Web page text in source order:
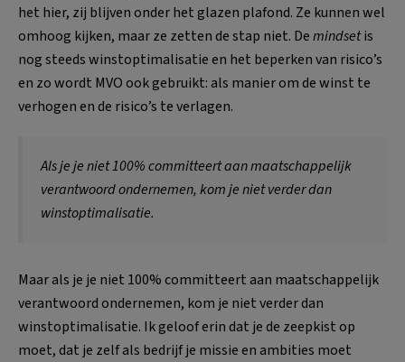
het hier, zij blijven onder het glazen plafond. Ze kunnen wel
omhoog kijken, maar ze zetten de stap niet. Demindsetis
nog steeds winstoptimalisatie en het beperken van risico’s
en zo wordt MVO ook gebruikt: als manier om de winst te
verhogen en de risico’s te verlagen.
Als je je niet 100% committeert aan maatschappelijk
verantwoord ondernemen, kom je niet verder dan
winstoptimalisatie.
Maar als je je niet 100% committeert aan maatschappelijk
verantwoord ondernemen, kom je niet verder dan
winstoptimalisatie. Ik geloof erin dat je de zeepkist op
moet, dat je zelf als bedrijf je missie en ambities moet